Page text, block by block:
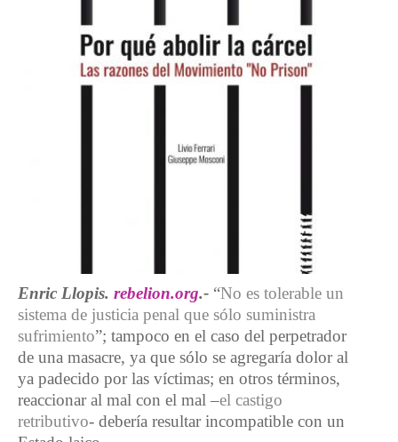
Enric Llopis. rebelion.org.- “No es tolerable un
sistema de justicia penal que sólo suministra
sufrimiento”; tampoco en el caso del perpetrador
de una masacre, ya que sólo se agregaría dolor al
ya padecido por las víctimas; en otros términos,
reaccionar al mal con el mal –el castigo
retributivo- debería resultar incompatible con un